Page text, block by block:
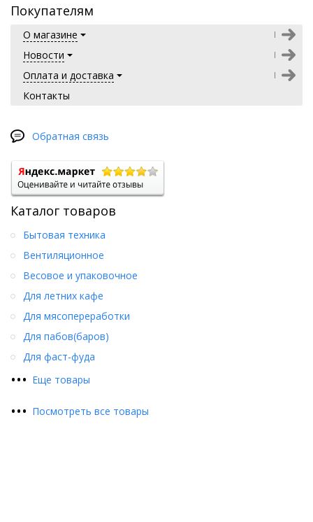
Покупателям
О магазине
Новости
Оплата и доставка
Контакты
Обратная связь
Каталог товаров
••• Еще товары
Бытовая техника
Вентиляционное
Весовое и упаковочное
Для летних кафе
Для мясопереработки
Для пабов(баров)
Для фаст-фуда
••• Посмотреть все товары